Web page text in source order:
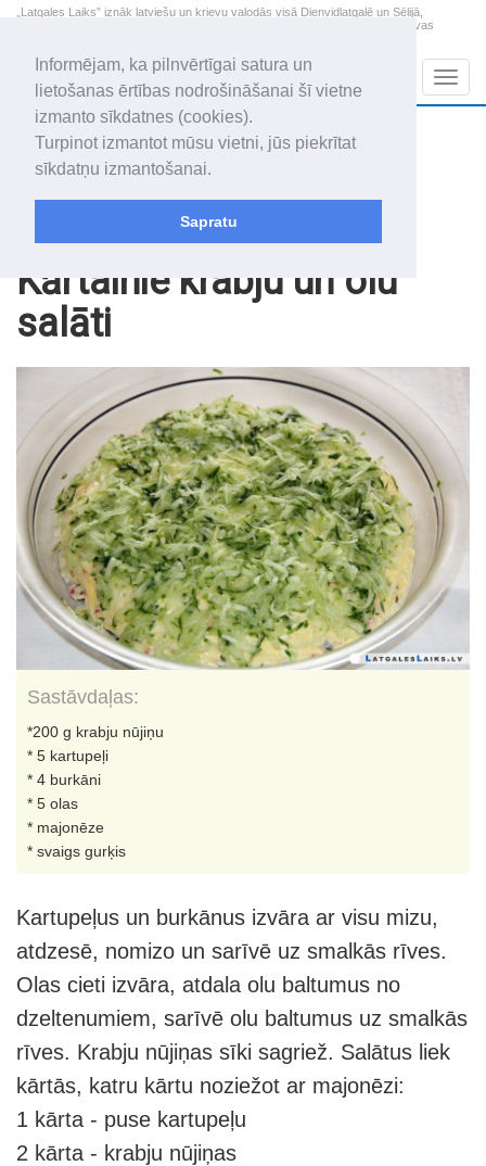
Informējam, ka pilnvērtīgai satura un
lietošanas ērtības nodrošināšanai šī vietne
izmanto sīkdatnes (cookies).
Turpinot izmantot mūsu vietni, jūs piekrītat
sīkdatņu izmantošanai.
Sapratu
„Latgales Laiks” iznāk latviešu un krievu valodās visā Dienvidlatgalē un Sēlijā,
„Latgales Laiks” latviešu valodā aptver Daugavpils valstspilsētu, Augšdaugavas
2026. gada 8. augusts
Sestdiena
Mudīte, Vladislava, Vladislavs
+17.6
Kārtainie krabju un olu
salāti
Sastāvdaļas:
*200 g krabju nūjiņu
* 5 kartupeļi
* 4 burkāni
* 5 olas
* majonēze
* svaigs gurķis
Kartupeļus un burkānus izvāra ar visu mizu,
atdzesē, nomizo un sarīvē uz smalkās rīves.
Olas cieti izvāra, atdala olu baltumus no
dzeltenumiem, sarīvē olu baltumus uz smalkās
rīves. Krabju nūjiņas sīki sagriež. Salātus liek
kārtās, katru kārtu noziežot ar majonēzi:
1 kārta - puse kartupeļu
2 kārta - krabju nūjiņas